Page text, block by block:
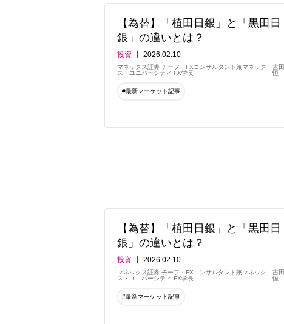
【為替】「植田日銀」と「黒田日
銀」の違いとは？
投資 2026.02.10
マネックス証券 チーフ・FXコンサルタント兼マネック
ス・ユニバーシティ FX学長
吉田
恒
#最新マーケット記事
【為替】「植田日銀」と「黒田日
銀」の違いとは？
投資 2026.02.10
マネックス証券 チーフ・FXコンサルタント兼マネック
ス・ユニバーシティ FX学長
吉田
恒
#最新マーケット記事